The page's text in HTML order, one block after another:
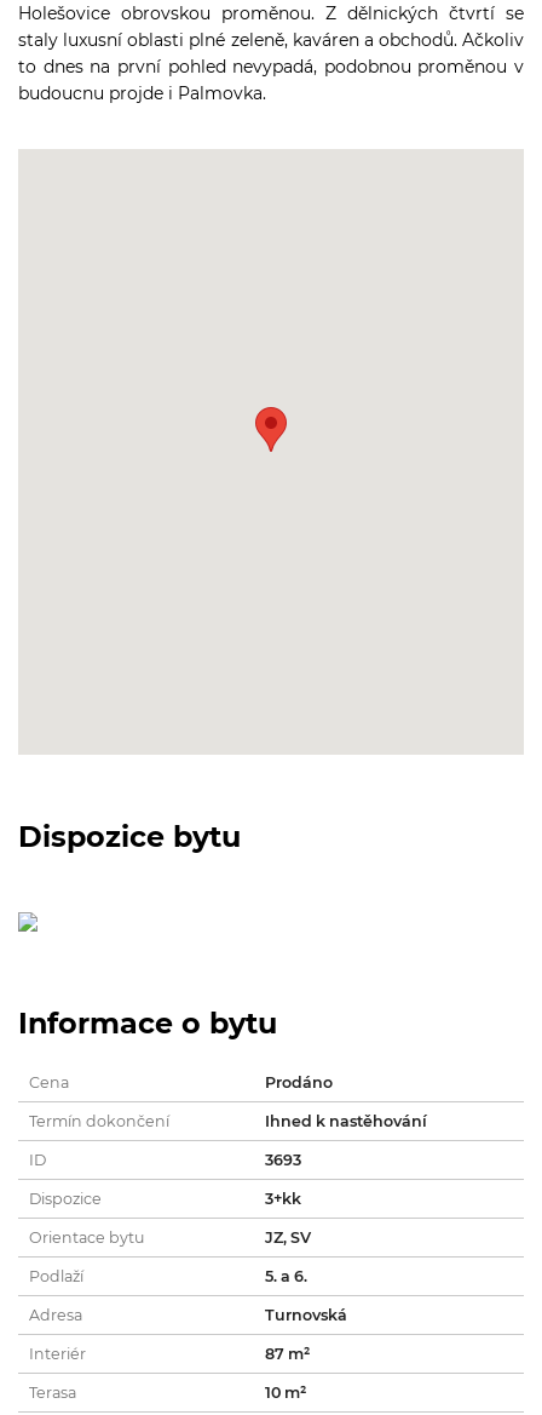
Holešovice obrovskou proměnou. Z dělnických čtvrtí se
staly luxusní oblasti plné zeleně, kaváren a obchodů. Ačkoliv
to dnes na první pohled nevypadá, podobnou proměnou v
budoucnu projde i Palmovka.
Dispozice bytu
Informace o bytu
Cena Prodáno
Termín dokončení Ihned k nastěhování
ID 3693
Dispozice 3+kk
Orientace bytu JZ, SV
Podlaží 5. a 6.
Adresa Turnovská
Interiér 87 m²
Terasa 10 m²